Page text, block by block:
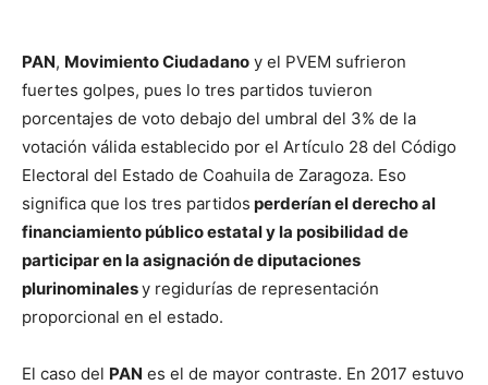
PAN, Movimiento Ciudadano y el PVEM sufrieron
fuertes golpes, pues lo tres partidos tuvieron
porcentajes de voto debajo del umbral del 3% de la
votación válida establecido por el Artículo 28 del Código
Electoral del Estado de Coahuila de Zaragoza. Eso
significa que los tres partidos perderían el derecho al
financiamiento público estatal y la posibilidad de
participar en la asignación de diputaciones
plurinominalesy regidurías de representación
proporcional en el estado.
El caso del PAN es el de mayor contraste. En 2017 estuvo